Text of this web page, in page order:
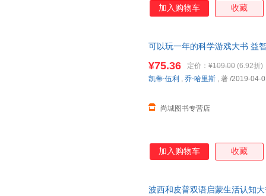
加入购物车 收藏
可以玩一年的科学游戏大书 益
线当当客服
¥75.36 定价： ¥109.00 (6.92折)
尚城图书专营店
凯蒂·伍利 , 乔·哈里斯 , 著 /2019-04-
加入购物车 收藏
波西和皮普双语启蒙生活认知